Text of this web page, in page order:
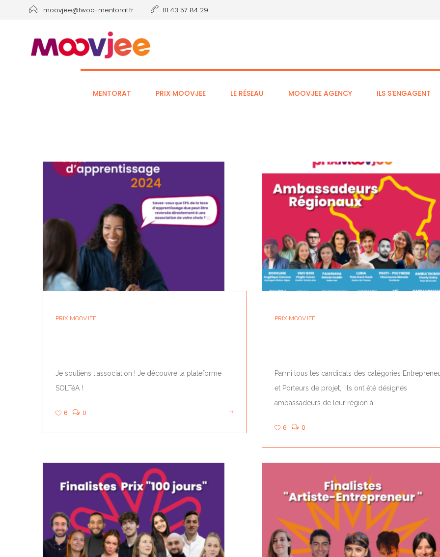
moovjee@twoo-mentorat.fr 01 43 57 84 29
MENTORAT PRIX MOOVJEE LE RÉSEAU MOOVJEE AGENCY ILS S’ENGAGENT
PRIX MOOVJEE
Je soutiens l'association ! Je découvre la plateforme
SOLTéA !
6 0
PRIX MOOVJEE
Parmi tous les candidats des catégories
et Porteurs de projet, ils ont été désignés
ambassadeurs de leur région à...
6 0